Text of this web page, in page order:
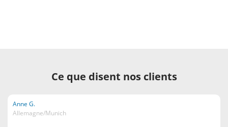
Ce que disent nos clients
Anne G.
Allemagne/Munich